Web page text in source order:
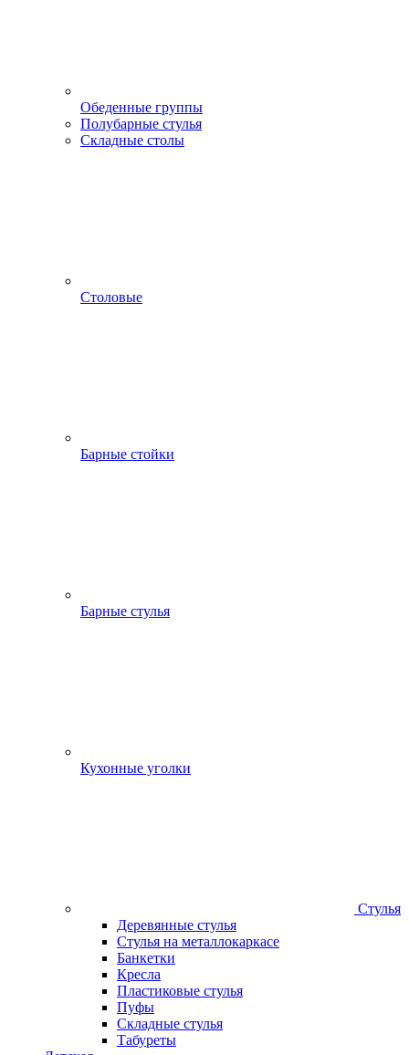
Обеденные группы
Полубарные стулья
Складные столы
Столовые
Барные стойки
Барные стулья
Кухонные уголки
Стулья
Деревянные стулья
Стулья на металлокаркасе
Банкетки
Кресла
Пластиковые стулья
Пуфы
Складные стулья
Табуреты